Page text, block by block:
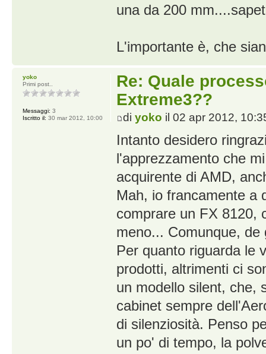
una da 200
L'importante è, che
Re: Quale
Extreme3??
di yoko il 02 apr 2012,
Intanto desidero
l'apprezzamento che
acquirente di AMD,
Mah, io francamente a
comprare un FX 8120,
meno... Comunque, de
Per quanto riguarda le
prodotti, altrimenti ci
un modello silent, che,
cabinet sempre
di silenziosità. Penso
un po' di tempo, la
yoko
Primi post..
Messaggi: 3
Iscritto il: 30 mar 2012, 10:00